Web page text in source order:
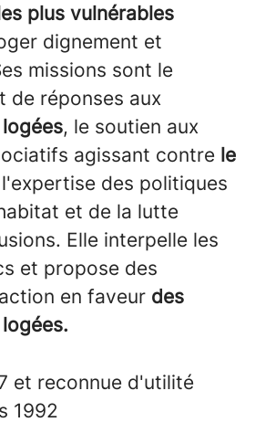
plus vulnérables
dignement et
missions sont le
de réponses aux
, le soutien aux
agissant contre le
l'expertise des politiques
et de la lutte
Elle interpelle les
et propose des
en faveur des
et reconnue d'utilité
1992